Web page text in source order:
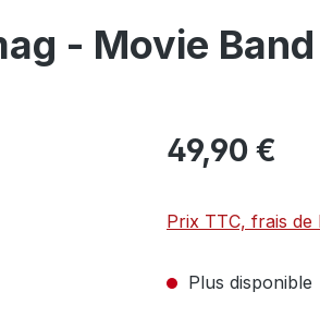
- Movie Band
49,90 €
Prix TTC, frais de
Plus disponible